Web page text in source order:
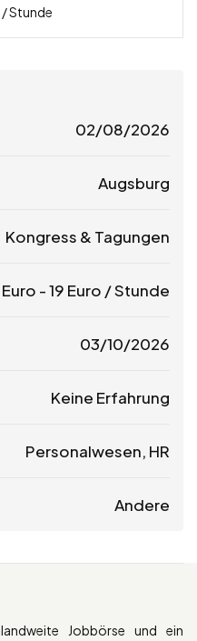
/ Stunde
02/08/2026
Augsburg
Kongress & Tagungen
Euro -19 Euro / Stunde
03/10/2026
Keine Erfahrung
Personalwesen, HR
Andere
Jobbörse und ein